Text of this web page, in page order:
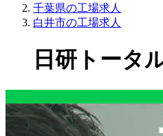
千葉県の工場求人
白井市の工場求人
日研トータ